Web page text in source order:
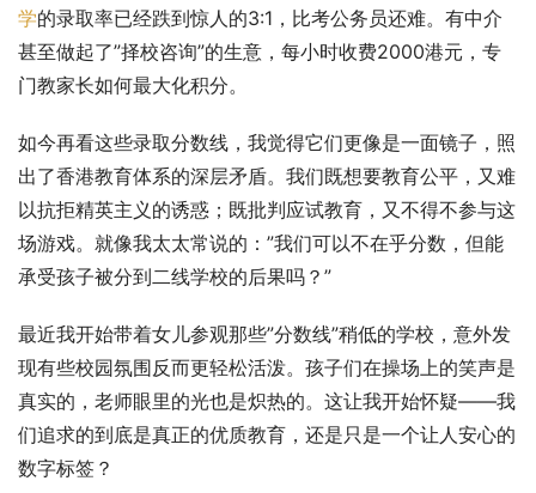
学的录取率已经跌到惊人的3:1，比考公务员还难。有中介
甚至做起了”择校咨询”的生意，每小时收费2000港元，专
门教家长如何最大化积分。
如今再看这些录取分数线，我觉得它们更像是一面镜子，照
出了香港教育体系的深层矛盾。我们既想要教育公平，又难
以抗拒精英主义的诱惑；既批判应试教育，又不得不参与这
场游戏。就像我太太常说的：”我们可以不在乎分数，但能
承受孩子被分到二线学校的后果吗？”
最近我开始带着女儿参观那些”分数线”稍低的学校，意外发
现有些校园氛围反而更轻松活泼。孩子们在操场上的笑声是
真实的，老师眼里的光也是炽热的。这让我开始怀疑——我
们追求的到底是真正的优质教育，还是只是一个让人安心的
数字标签？